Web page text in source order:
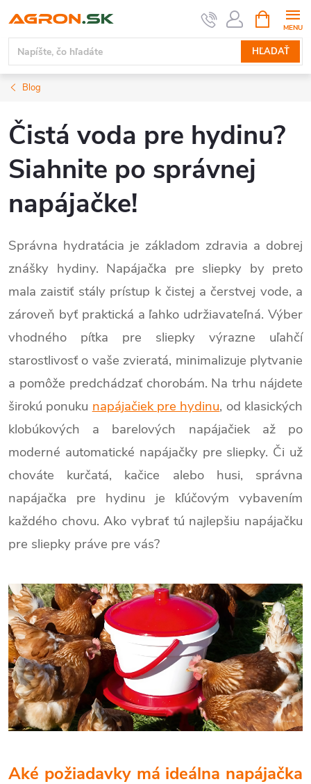
na
obsah
HĽADAŤ
KOŠÍK
Blog
Čistá voda pre hydinu?
Siahnite po správnej
napájačke!
Správna hydratácia je základom zdravia a dobrej
znášky hydiny. Napájačka pre sliepky by preto
mala zaistiť stály prístup k čistej a čerstvej vode, a
zároveň byť praktická a ľahko udržiavateľná. Výber
vhodného pítka pre sliepky výrazne uľahčí
starostlivosť o vaše zvieratá, minimalizuje plytvanie
a pomôže predchádzať chorobám. Na trhu nájdete
širokú ponuku napájačiek pre hydinu, od klasických
klobúkových a barelových napájačiek až po
moderné automatické napájačky pre sliepky. Či už
chováte kurčatá, kačice alebo husi, správna
napájačka pre hydinu je kľúčovým vybavením
každého chovu. Ako vybrať tú najlepšiu napájačku
pre sliepky práve pre vás?
Aké požiadavky má ideálna napájačka